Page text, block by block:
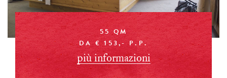
55 QM
DA € 153,- P.P.
più informazioni